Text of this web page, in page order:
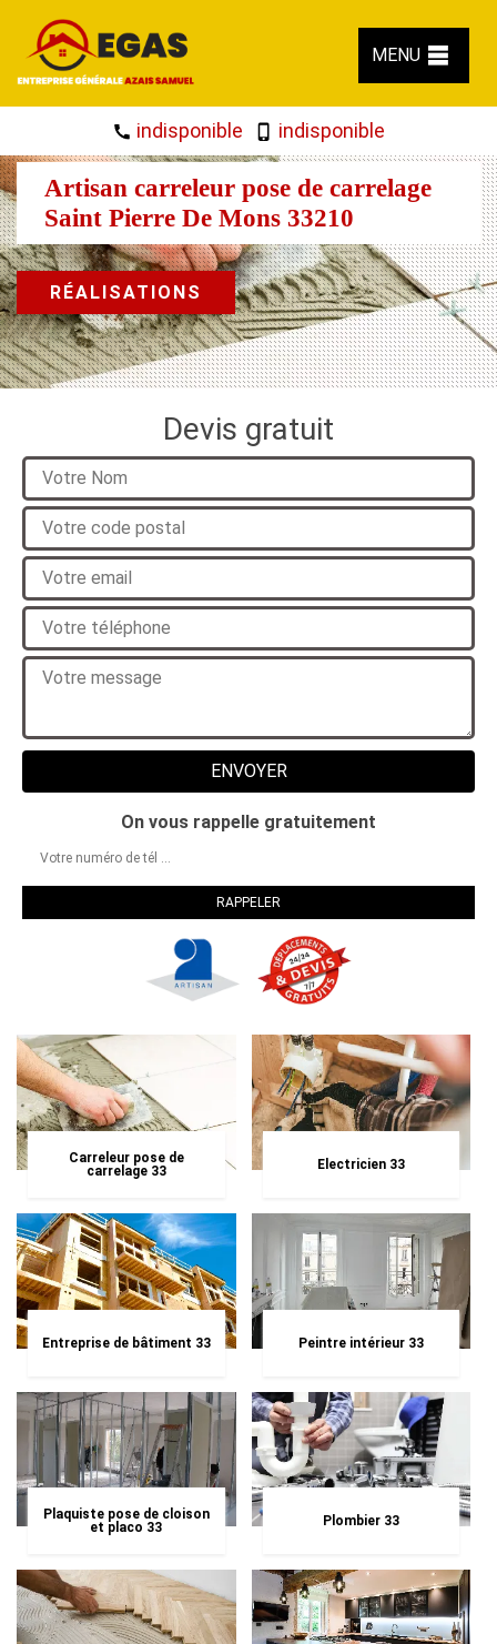
MENU
indisponible indisponible
Artisan carreleur pose de carrelage
Saint Pierre De Mons 33210
RÉALISATIONS
Devis gratuit
On vous rappelle gratuitement
Carreleur pose de
carrelage 33
Electricien 33
Entreprise de bâtiment 33 Peintre intérieur 33
Plaquiste pose de cloison
et placo 33
Plombier 33